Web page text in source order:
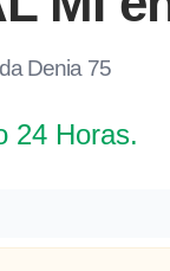
Denia 75
24 Horas.